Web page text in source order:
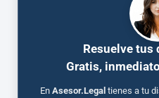
Resuelve tus
Gratis,
En Asesor.Legal tienes a tu